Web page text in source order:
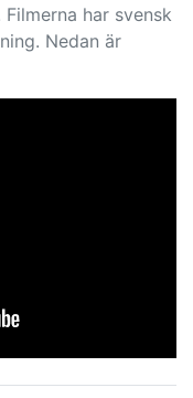
har svensk
Nedan är